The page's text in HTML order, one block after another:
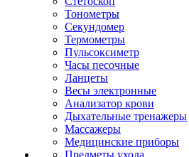
Тонометры
Секундомер
Термометры
Пульсоксиметр
Часы песочные
Ланцеты
Весы электронные
Анализатор крови
Дыхательные тренажеры
Массажеры
Медицинские приборы
Предметы ухода